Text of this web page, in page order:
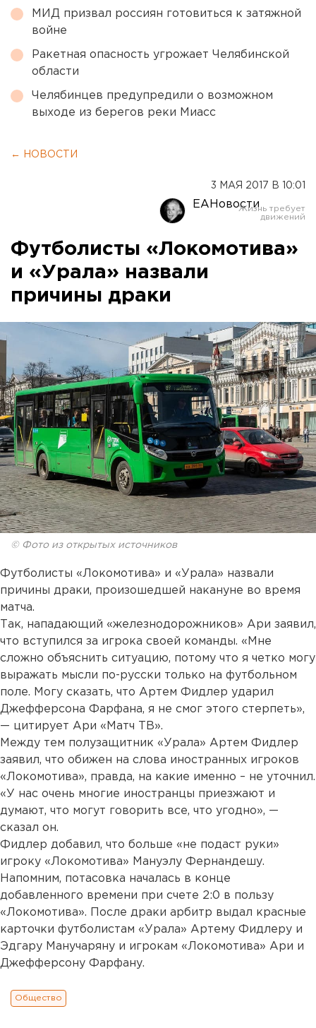
МИД призвал россиян готовиться к затяжной
войне
Ракетная опасность угрожает Челябинской
области
Челябинцев предупредили о возможном
выходе из берегов реки Миасс
← НОВОСТИ
3 МАЯ 2017 В 10:01
ЕАНовости
Футболисты «Локомотива»
и «Урала» назвали
причины драки
© Фото из открытых источников
Футболисты «Локомотива» и «Урала» назвали
причины драки, произошедшей накануне во время
матча.
Так, нападающий «железнодорожников» Ари заявил,
что вступился за игрока своей команды. «Мне
сложно объяснить ситуацию, потому что я четко могу
выражать мысли по-русски только на футбольном
поле. Могу сказать, что Артем Фидлер ударил
Джефферсона Фарфана, я не смог этого стерпеть»,
— цитирует Ари «Матч ТВ».
Между тем полузащитник «Урала» Артем Фидлер
заявил, что обижен на слова иностранных игроков
«Локомотива», правда, на какие именно – не уточнил.
«У нас очень многие иностранцы приезжают и
думают, что могут говорить все, что угодно», —
сказал он.
Фидлер добавил, что больше «не подаст руки»
игроку «Локомотива» Мануэлу Фернандешу.
Напомним, потасовка началась в конце
добавленного времени при счете 2:0 в пользу
«Локомотива». После драки арбитр выдал красные
карточки футболистам «Урала» Артему Фидлеру и
Эдгару Манучаряну и игрокам «Локомотива» Ари и
Джефферсону Фарфану.
Общество